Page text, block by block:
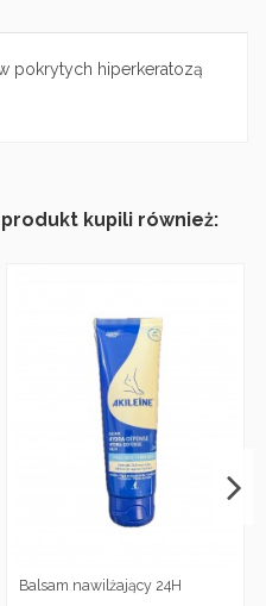
pokrytych hiperkeratozą
kupili również:
Balsam nawilżający 24H